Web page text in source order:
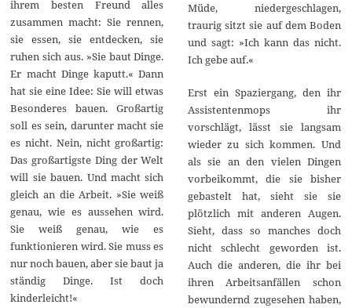
ihrem besten Freund alles
zusammen macht: Sie rennen,
sie essen, sie entdecken, sie
ruhen sich aus. »Sie baut Dinge.
Er macht Dinge kaputt.« Dann
hat sie eine Idee: Sie will etwas
Besonderes bauen. Großartig
soll es sein, darunter macht sie
es nicht. Nein, nicht großartig:
Das großartigste Ding der Welt
will sie bauen. Und macht sich
gleich an die Arbeit. »Sie weiß
genau, wie es aussehen wird.
Sie weiß genau, wie es
funktionieren wird. Sie muss es
nur noch bauen, aber sie baut ja
ständig Dinge. Ist doch
kinderleicht!«
Müde, niedergeschlagen,
traurig sitzt sie auf dem Boden
und sagt: »Ich kann das nicht.
Ich gebe auf.«
Erst ein Spaziergang, den ihr
Assistentenmops ihr
vorschlägt, lässt sie langsam
wieder zu sich kommen. Und
als sie an den vielen Dingen
vorbeikommt, die sie bisher
gebastelt hat, sieht sie sie
plötzlich mit anderen Augen.
Sieht, dass so manches doch
nicht schlecht geworden ist.
Auch die anderen, die ihr bei
ihren Arbeitsanfällen schon
bewundernd zugesehen haben,